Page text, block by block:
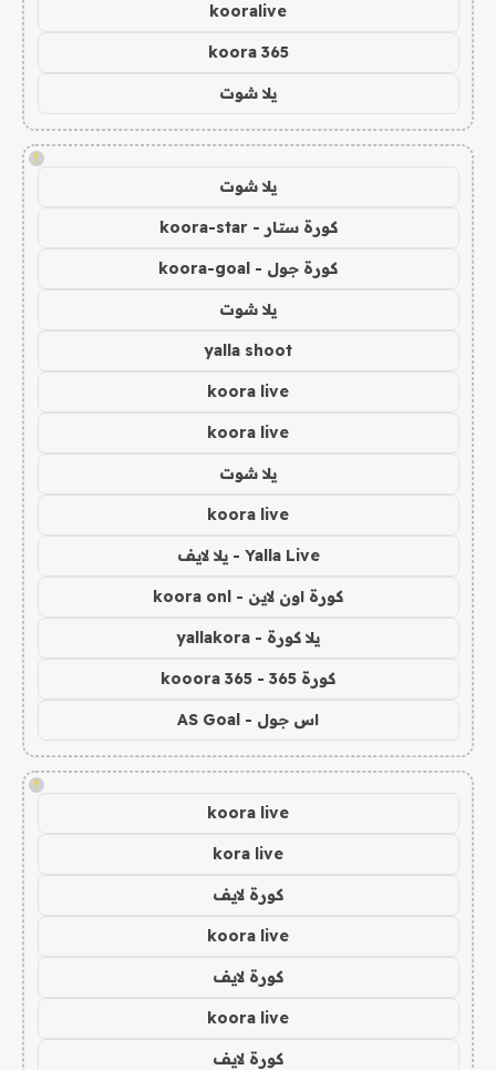
kooralive
koora 365
يلا شوت
!
يلا شوت
كورة ستار - koora-star
كورة جول - koora-goal
يلا شوت
yalla shoot
koora live
koora live
يلا شوت
koora live
Yalla Live - يلا لايف
كورة اون لاين - koora onl
يلا كورة - yallakora
كورة 365 - kooora 365
اس جول - AS Goal
!
koora live
kora live
كورة لايف
koora live
كورة لايف
koora live
كورة لايف